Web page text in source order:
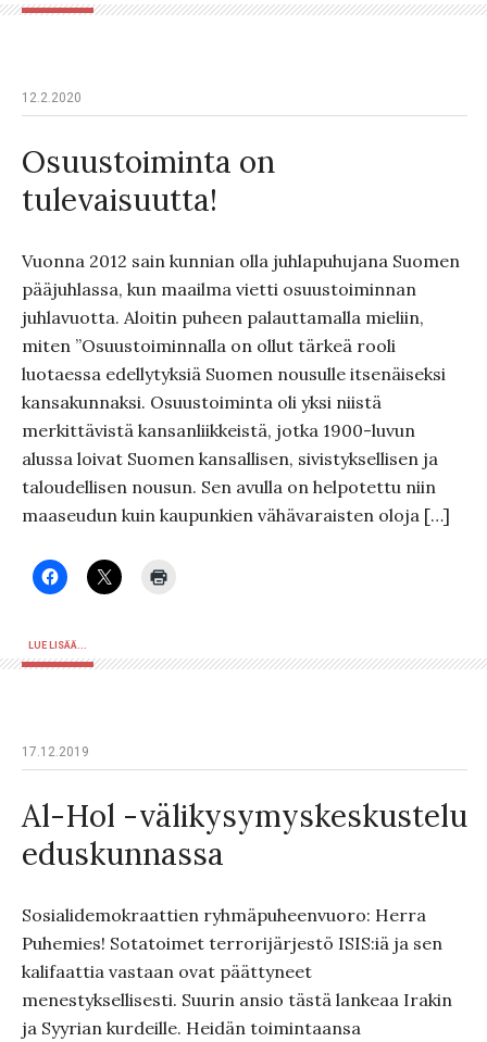
12.2.2020
Osuustoiminta on
tulevaisuutta!
Vuonna 2012 sain kunnian olla juhlapuhujana Suomen
pääjuhlassa, kun maailma vietti osuustoiminnan
juhlavuotta. Aloitin puheen palauttamalla mieliin,
miten ”Osuustoiminnalla on ollut tärkeä rooli
luotaessa edellytyksiä Suomen nousulle itsenäiseksi
kansakunnaksi. Osuustoiminta oli yksi niistä
merkittävistä kansanliikkeistä, jotka 1900-luvun
alussa loivat Suomen kansallisen, sivistyksellisen ja
taloudellisen nousun. Sen avulla on helpotettu niin
maaseudun kuin kaupunkien vähävaraisten oloja […]
LUE LISÄÄ...
17.12.2019
Al-Hol -välikysymyskeskustelu
eduskunnassa
Sosialidemokraattien ryhmäpuheenvuoro: Herra
Puhemies! Sotatoimet terrorijärjestö ISIS:iä ja sen
kalifaattia vastaan ovat päättyneet
menestyksellisesti. Suurin ansio tästä lankeaa Irakin
ja Syyrian kurdeille. Heidän toimintaansa